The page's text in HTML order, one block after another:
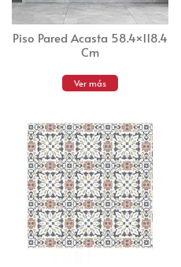
Piso Pared Acasta 58.4×118.4
Cm
Ver más